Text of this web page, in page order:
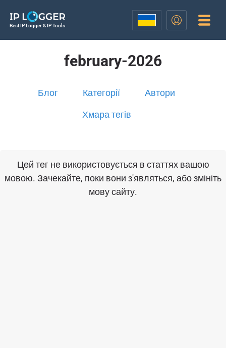
Best IP Logger & IP Tools
february-2026
Блог Категорії Автори
Хмара тегів